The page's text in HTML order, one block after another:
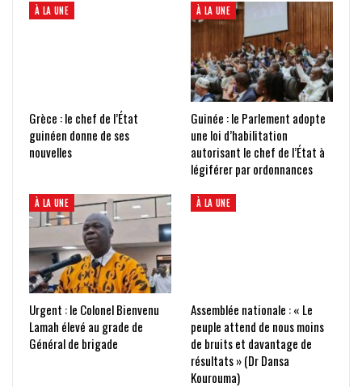
À LA UNE
Grèce : le chef de l’État
guinéen donne de ses
nouvelles
À LA UNE
Guinée : le Parlement adopte
une loi d’habilitation
autorisant le chef de l’État à
légiférer par ordonnances
À LA UNE
Urgent : le Colonel Bienvenu
Lamah élevé au grade de
Général de brigade
À LA UNE
Assemblée nationale : « Le
peuple attend de nous moins
de bruits et davantage de
résultats » (Dr Dansa
Kourouma)